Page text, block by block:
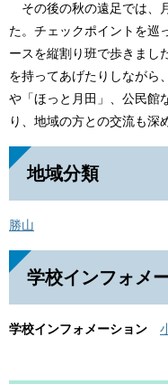
その後の秋の遠足では、
た。チェックポイントを巡
ースを縦割り班で歩きまし
を持ってあげたりしながら
や「ほっと月田」、公民館
り、地域の方との交流も深
地域分類
勝山
学校インフォメ
学校インフォメーション